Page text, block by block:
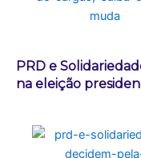
PRD e
na eleição